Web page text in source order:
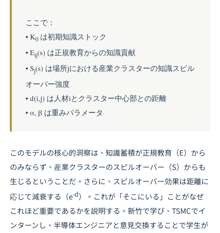
ここで：
• K0 は初期知識ストック
• Eij(s) は正規教育からの知識貢献
• Sj(s) は場所jにおける産業クラスターの知識スピル
オーバー強度
• d(i,j) は人材iとクラスター中心部との距離
• α, β は重みパラメータ
このモデルの核心的洞察は、知識蓄積が正規教育（E）から
のみならず、産業クラスターのスピルオーバー（S）からも
生じるということだ。さらに、スピルオーバー効果は距離に
応じて減衰する（e-d）。これが「そこにいる」ことがなぜ
これほど重要であるかを説明する。新竹で学び、TSMCでイ
ンターンし、半導体エンジニアと意見交換することで学生が